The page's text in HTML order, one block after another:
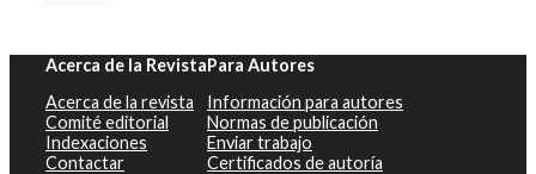
Acerca de la Revista
Acerca de la revista
Comité editorial
Indexaciones
Contactar
Para Autores
Información para autores
Normas de publicación
Enviar trabajo
Certificados de autoría